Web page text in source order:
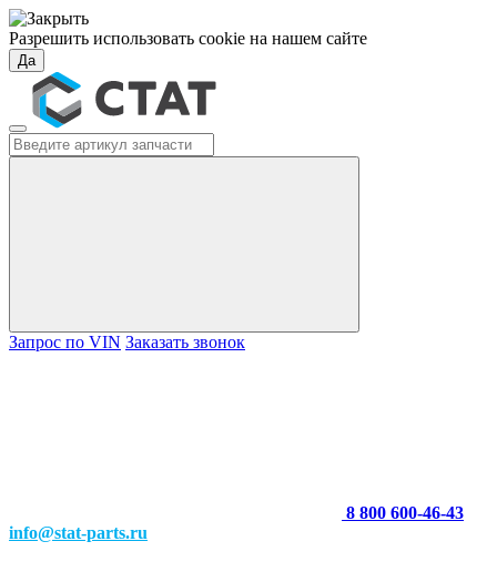
Разрешить использовать cookie на нашем сайте
Да
Запрос по VIN Заказать звонок
8 800 600-46-43
info@stat-parts.ru